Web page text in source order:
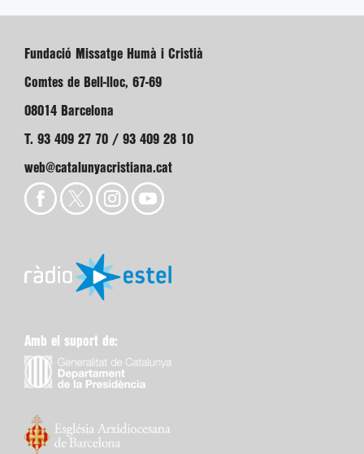
Fundació Missatge Humà i Cristià
Comtes de Bell-lloc, 67-69
08014 Barcelona
T. 93 409 27 70 / 93 409 28 10
web@catalunyacristiana.cat
Amb el suport de: